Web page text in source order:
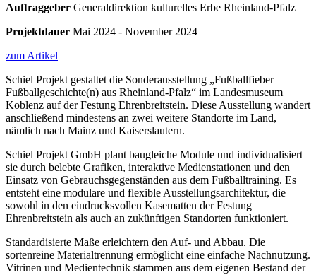
Auftraggeber Generaldirektion kulturelles Erbe Rheinland-Pfalz
Projektdauer Mai 2024 - November 2024
zum Artikel
Schiel Projekt gestaltet die Sonderausstellung „Fußballfieber –
Fußballgeschichte(n) aus Rheinland-Pfalz“ im Landesmuseum
Koblenz auf der Festung Ehrenbreitstein. Diese Ausstellung wandert
anschließend mindestens an zwei weitere Standorte im Land,
nämlich nach Mainz und Kaiserslautern.
Schiel Projekt GmbH plant baugleiche Module und individualisiert
sie durch belebte Grafiken, interaktive Medienstationen und den
Einsatz von Gebrauchsgegenständen aus dem Fußballtraining. Es
entsteht eine modulare und flexible Ausstellungsarchitektur, die
sowohl in den eindrucksvollen Kasematten der Festung
Ehrenbreitstein als auch an zukünftigen Standorten funktioniert.
Standardisierte Maße erleichtern den Auf- und Abbau. Die
sortenreine Materialtrennung ermöglicht eine einfache Nachnutzung.
Vitrinen und Medientechnik stammen aus dem eigenen Bestand der